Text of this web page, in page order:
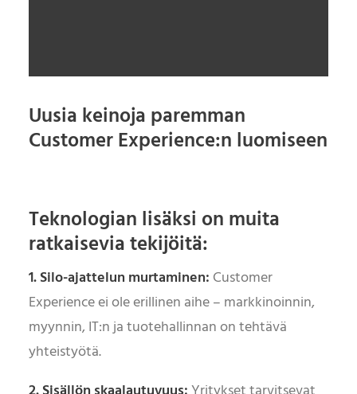
Uusia keinoja paremman
Customer Experience:n luomiseen
Teknologian lisäksi on muita
ratkaisevia tekijöitä:
1. Silo-ajattelun murtaminen: Customer
Experience ei ole erillinen aihe – markkinoinnin,
myynnin, IT:n ja tuotehallinnan on tehtävä
yhteistyötä.